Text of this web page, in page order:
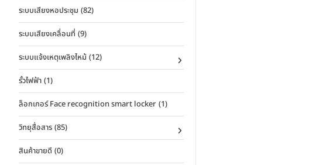
ระบบเสียงหอประชุม (82)
ระบบเสียงเคลื่อนที่ (9)
ระบบแจ้งเหตุเพลิงไหม้ (12)
รั้วไฟฟ้า (1)
ล็อกเกอร์ Face recognition smart locker (1)
วิทยุสื่อสาร (85)
สินค้าขายดี (0)